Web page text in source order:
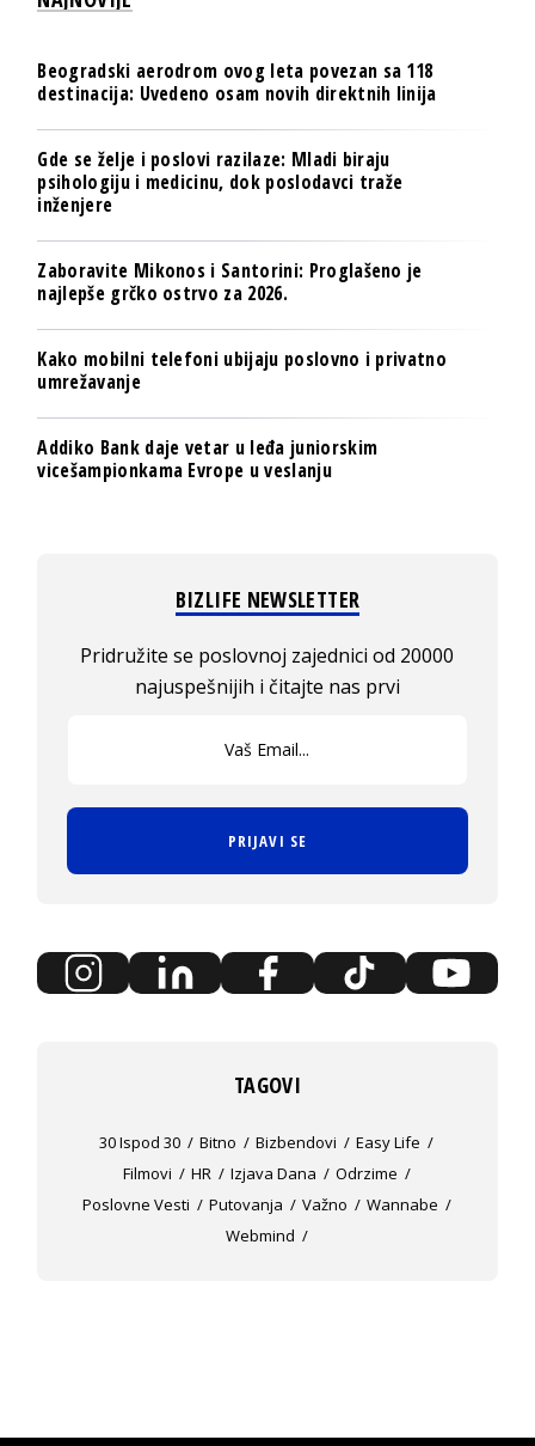
Beogradski aerodrom ovog leta povezan sa 118
destinacija: Uvedeno osam novih direktnih linija
Gde se želje i poslovi razilaze: Mladi biraju
psihologiju i medicinu, dok poslodavci traže
inženjere
Zaboravite Mikonos i Santorini: Proglašeno je
najlepše grčko ostrvo za 2026.
Kako mobilni telefoni ubijaju poslovno i privatno
umrežavanje
Addiko Bank daje vetar u leđa juniorskim
vicešampionkama Evrope u veslanju
BIZLIFE NEWSLETTER
Pridružite se poslovnoj zajednici od 20000
najuspešnijih i čitajte nas prvi
PRIJAVI SE
TAGOVI
30 Ispod 30 Bitno Bizbendovi
Easy Life
Filmovi
HR Izjava Dana
Odrzime
Poslovne Vesti
Putovanja Važno
Wannabe
Webmind